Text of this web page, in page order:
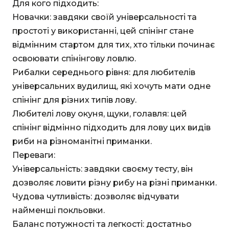
Для кого підходить:
Новачки: завдяки своїй універсальності та
простоті у використанні, цей спінінг стане
відмінним стартом для тих, хто тільки починає
освоювати спінінгову ловлю.
Рибалки середнього рівня: для любителів
універсальних вудилищ, які хочуть мати одне
спінінг для різних типів лову.
Любителі лову окуня, щуки, голавля: цей
спінінг відмінно підходить для лову цих видів
риби на різноманітні приманки.
Переваги:
Універсальність: завдяки своєму тесту, він
дозволяє ловити різну рибу на різні приманки.
Чудова чутливість: дозволяє відчувати
найменші покльовки.
Баланс потужності та легкості: достатньо